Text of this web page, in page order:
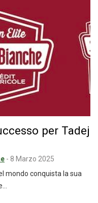
per Tadej
- 8 Marzo 2025
mondo conquista la sua